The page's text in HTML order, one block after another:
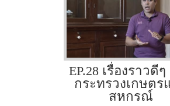
EP.28 เรื่องราวดี
กระทรวงเกษตร
สหกรณ์